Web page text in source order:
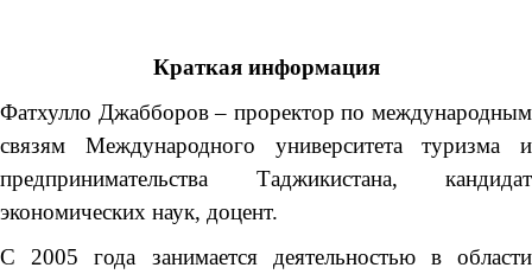
Краткая информация
Фатхулло Джабборов – проректор по международным
связям Международного университета туризма и
предпринимательства Таджикистана, кандидат
экономических наук, доцент.
С 2005 года занимается деятельностью в области